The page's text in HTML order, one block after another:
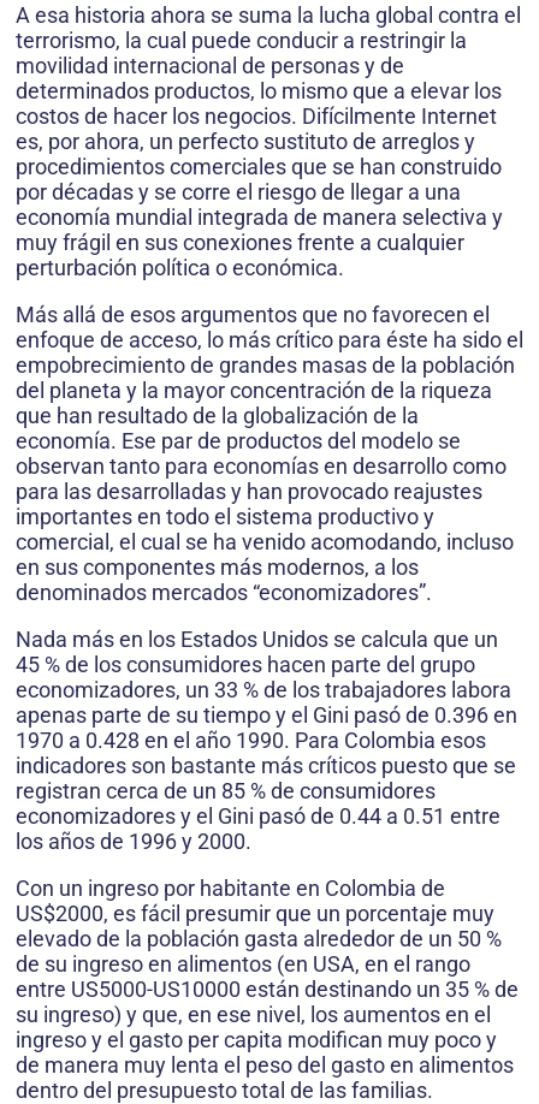
A esa historia ahora se suma la lucha global contra el
terrorismo, la cual puede conducir a restringir la
movilidad internacional de personas y de
determinados productos, lo mismo que a elevar los
costos de hacer los negocios. Difícilmente Internet
es, por ahora, un perfecto sustituto de arreglos y
procedimientos comerciales que se han construido
por décadas y se corre el riesgo de llegar a una
economía mundial integrada de manera selectiva y
muy frágil en sus conexiones frente a cualquier
perturbación política o económica.
Más allá de esos argumentos que no favorecen el
enfoque de acceso, lo más crítico para éste ha sido el
empobrecimiento de grandes masas de la población
del planeta y la mayor concentración de la riqueza
que han resultado de la globalización de la
economía. Ese par de productos del modelo se
observan tanto para economías en desarrollo como
para las desarrolladas y han provocado reajustes
importantes en todo el sistema productivo y
comercial, el cual se ha venido acomodando, incluso
en sus componentes más modernos, a los
denominados mercados “economizadores”.
Nada más en los Estados Unidos se calcula que un
45 % de los consumidores hacen parte del grupo
economizadores, un 33 % de los trabajadores labora
apenas parte de su tiempo y el Gini pasó de 0.396 en
1970 a 0.428 en el año 1990. Para Colombia esos
indicadores son bastante más críticos puesto que se
registran cerca de un 85 % de consumidores
economizadores y el Gini pasó de 0.44 a 0.51 entre
los años de 1996 y 2000.
Con un ingreso por habitante en Colombia de
US$2000, es fácil presumir que un porcentaje muy
elevado de la población gasta alrededor de un 50 %
de su ingreso en alimentos (en USA, en el rango
entre US5000-US10000 están destinando un 35 % de
su ingreso) y que, en ese nivel, los aumentos en el
ingreso y el gasto per capita modifican muy poco y
de manera muy lenta el peso del gasto en alimentos
dentro del presupuesto total de las familias.